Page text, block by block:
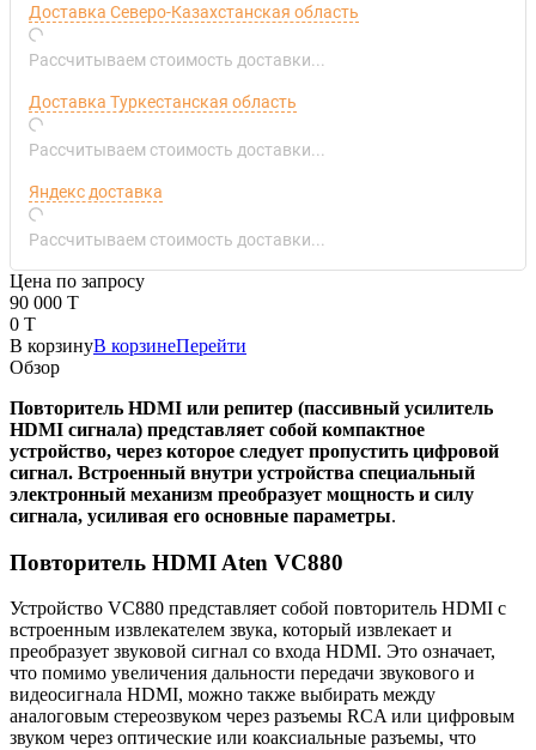
Доставка Северо-Казахстанская область
Рассчитываем стоимость доставки...
Доставка Туркестанская область
Рассчитываем стоимость доставки...
Яндекс доставка
Рассчитываем стоимость доставки...
Цена по запросу
90 000 T
0 T
В корзинуВ корзинеПерейти
Обзор
Повторитель HDMI или репитер (пассивный усилитель
HDMI сигнала) представляет собой компактное
устройство, через которое следует пропустить цифровой
сигнал. Встроенный внутри устройства специальный
электронный механизм преобразует мощность и силу
сигнала, усиливая его основные параметры.
Повторитель HDMI Aten VC880
Устройство VC880 представляет собой повторитель HDMI с
встроенным извлекателем звука, который извлекает и
преобразует звуковой сигнал со входа HDMI. Это означает,
что помимо увеличения дальности передачи звукового и
видеосигнала HDMI, можно также выбирать между
аналоговым стереозвуком через разъемы RCA или цифровым
звуком через оптические или коаксиальные разъемы, что